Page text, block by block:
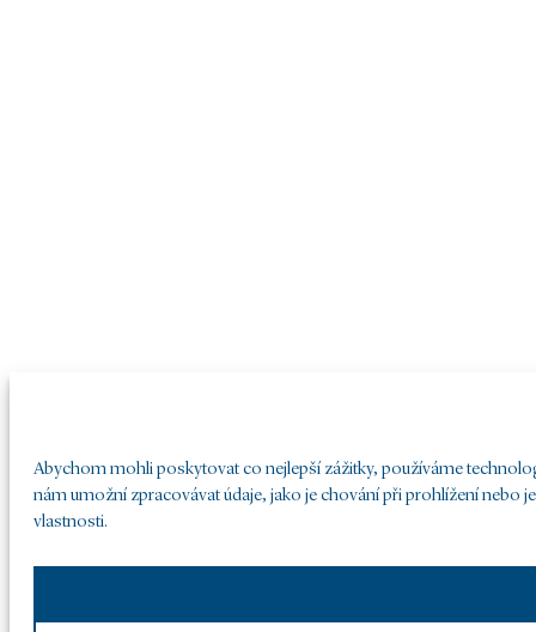
Abychom mohli poskytovat co nejlepší zážitky, používáme
nám umožní zpracovávat údaje, jako je chování při prohlížení nebo
vlastnosti.